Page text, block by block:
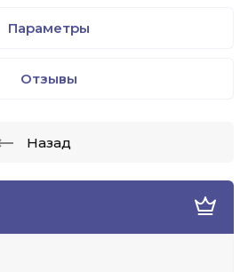
Параметры
Отзывы
Назад